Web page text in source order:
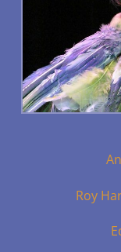
Roy